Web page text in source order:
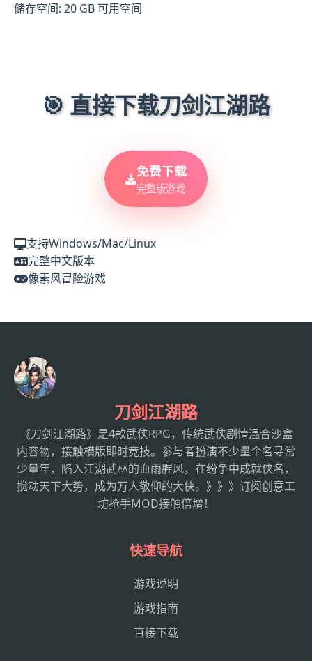
储存空间: 20 GB 可用空间
🎯 直接下载刀剑江湖路
免费下载
完整版游戏
支持Windows/Mac/Linux
完整中文版本
像素风冒险游戏
刀剑江湖路
《刀剑江湖路》是4款武侠RPG，传统武侠剧情混合沙盒
内容物，接触横版即时竞技。参与者扮演不少量个名寻常
少量年，陷入江湖武林的血雨腥风，在纷争中成就侠名，
搅动天下大势，成为万人敬仰的大侠。》》》订阅创意工
坊抢手MOD接触倍增！
快速导航
游戏说明
游戏指南
直接下载